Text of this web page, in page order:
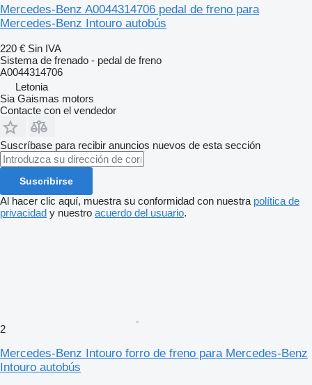
Mercedes-Benz A0044314706 pedal de freno para
Mercedes-Benz Intouro autobús
220 € Sin IVA
Sistema de frenado - pedal de freno
A0044314706
Letonia
Sia Gaismas motors
Contacte con el vendedor
Suscríbase para recibir anuncios nuevos de esta sección
Suscribirse
Al hacer clic aquí, muestra su conformidad con nuestra política de
privacidad y nuestro acuerdo del usuario.
2
Mercedes-Benz Intouro forro de freno para Mercedes-Benz
Intouro autobús